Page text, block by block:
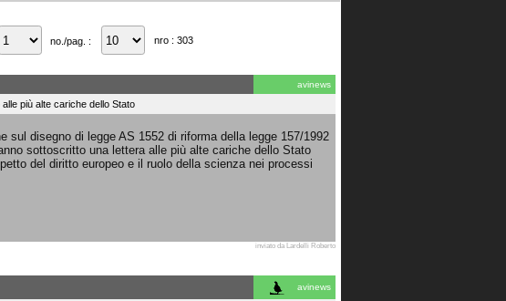
no./pag. : nro : 303
avinews
più alte cariche dello Stato
disegno di legge AS 1552 di riforma della legge 157/1992
sottoscritto una lettera alle più alte cariche dello Stato
del diritto europeo e il ruolo della scienza nei processi
inviato da Lardelli Roberto
avinews